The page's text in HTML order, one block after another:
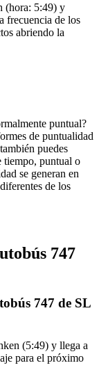
(hora: 5:49) y
frecuencia de los
abriendo la
puntual?
de puntualidad
puedes
tiempo, puntual o
se generan en
de los
747
747 de SL
(5:49) y llega a
para el próximo